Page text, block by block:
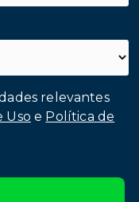
relevantes
Uso e Política de